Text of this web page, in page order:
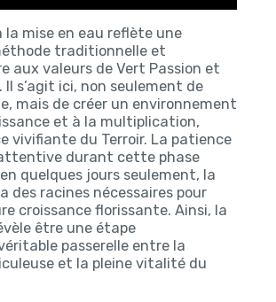
la mise en eau reflète une
traditionnelle et
aux valeurs de Vert Passion et
Il s’agit ici, non seulement de
mais de créer un environnement
et à la multiplication,
vivifiante du Terroir. La patience
durant cette phase
quelques jours seulement, la
des racines nécessaires pour
croissance florissante. Ainsi, la
être une étape
passerelle entre la
et la pleine vitalité du